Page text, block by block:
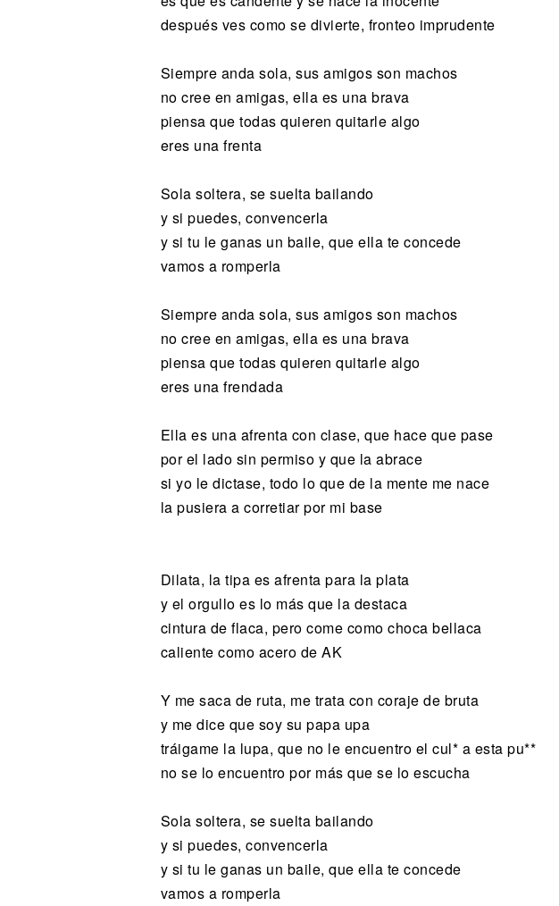
después ves como se divierte, fronteo imprudente
Siempre anda sola, sus amigos son machos
no cree en amigas, ella es una brava
piensa que todas quieren quitarle algo
eres una frenta
Sola soltera, se suelta bailando
y si puedes, convencerla
y si tu le ganas un baile, que ella te concede
vamos a romperla
Siempre anda sola, sus amigos son machos
no cree en amigas, ella es una brava
piensa que todas quieren quitarle algo
eres una frendada
Ella es una afrenta con clase, que hace que pase
por el lado sin permiso y que la abrace
si yo le dictase, todo lo que de la mente me nace
la pusiera a corretiar por mi base
Dilata, la tipa es afrenta para la plata
y el orgullo es lo más que la destaca
cintura de flaca, pero come como choca bellaca
caliente como acero de AK
Y me saca de ruta, me trata con coraje de bruta
y me dice que soy su papa upa
tráigame la lupa, que no le encuentro el cul* a esta pu**
no se lo encuentro por más que se lo escucha
Sola soltera, se suelta bailando
y si puedes, convencerla
y si tu le ganas un baile, que ella te concede
vamos a romperla